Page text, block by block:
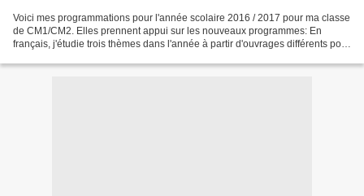
Voici mes programmations pour l'année scolaire 2016 / 2017 pour ma classe
de CM1/CM2. Elles prennent appui sur les nouveaux programmes: En
français, j'étudie trois thèmes dans l'année à partir d'ouvrages différents pour